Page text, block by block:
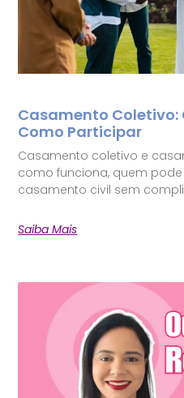
Casamento Coletivo:
Como Participar
Casamento coletivo e
como funciona, quem
casamento civil sem
Saiba Mais